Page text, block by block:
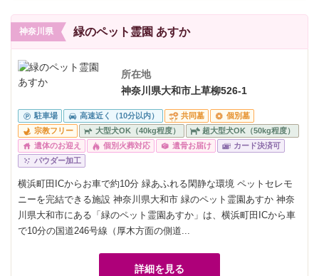
神奈川県 緑のペット霊園 あすか
所在地
神奈川県大和市上草柳526-1
駐車場 高速近く（10分以内） 共同墓
個別墓
宗教フリー
大型犬OK（40kg程度）
超大型犬OK（50kg程度）
遺体のお迎え
個別火葬対応 遺骨お届け
カード決済可
パウダー加工
横浜町田ICからお車で約10分 緑あふれる閑静な環境 ペットセレモ
ニーを完結できる施設 神奈川県大和市 緑のペット霊園あすか 神奈
川県大和市にある「緑のペット霊園あすか」は、横浜町田ICから車
で10分の国道246号線（厚木方面の側道...
詳細を見る